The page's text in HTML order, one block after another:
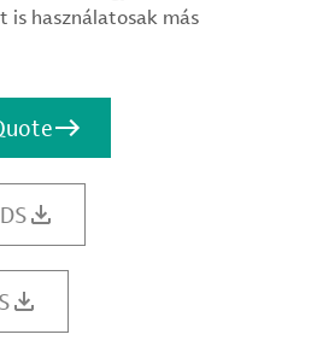
is használatosak más